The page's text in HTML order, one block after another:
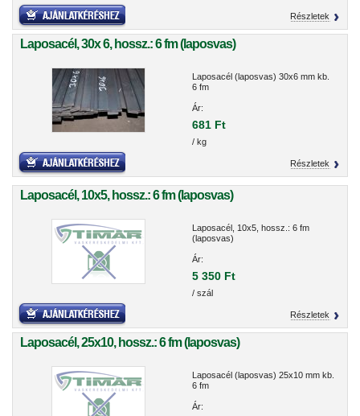
Részletek
Laposacél, 30x 6, hossz.: 6 fm (laposvas)
Laposacél (laposvas) 30x6 mm kb.
6 fm
Ár:
681 Ft
/ kg
Részletek
Laposacél, 10x5, hossz.: 6 fm (laposvas)
Laposacél, 10x5, hossz.: 6 fm
(laposvas)
Ár:
5 350 Ft
/ szál
Részletek
Laposacél, 25x10, hossz.: 6 fm (laposvas)
Laposacél (laposvas) 25x10 mm kb.
6 fm
Ár: